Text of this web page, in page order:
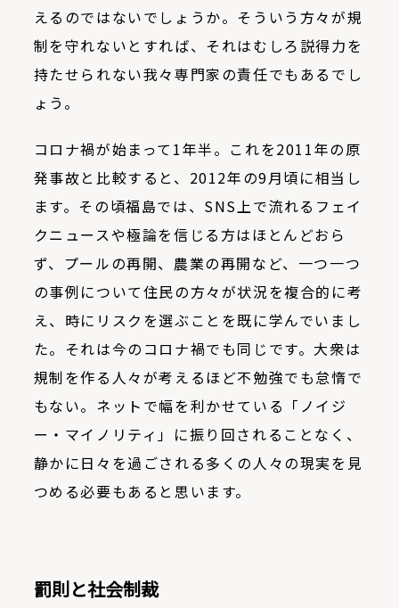
えるのではないでしょうか。そういう方々が規
制を守れないとすれば、それはむしろ説得力を
持たせられない我々専門家の責任でもあるでし
ょう。
コロナ禍が始まって 1年半。これを2011年の原
発事故と比較すると、 2012年の9月頃に相当し
ます。その頃福島では、SNS上で流れるフェイ
クニュースや極論を信じる方はほとんどおら
ず、プールの再開、農業の再開など、一つ一つ
の事例について住民の方々が状況を複合的に考
え、時にリスクを選ぶことを既に学んでいまし
た。それは今のコロナ禍でも同じです。大衆は
規制を作る人々が考えるほど不勉強でも怠惰で
もない。ネットで幅を利かせている「ノイジ
ー・マイノリティ」に振り回されることなく、
静かに日々を過ごされる多くの人々の現実を見
つめる必要もあると思います。
罰則と社会制裁